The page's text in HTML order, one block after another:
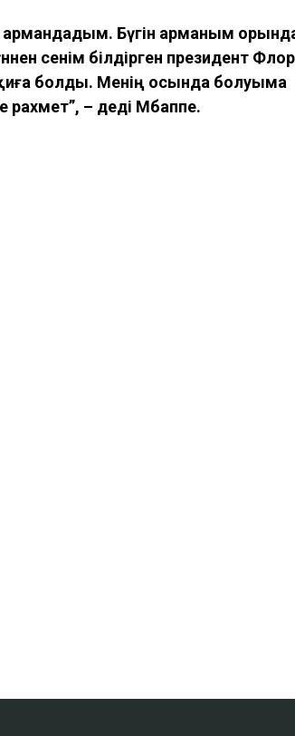
армандадым. Бүгін арманым
сенім білдірген президент
болды. Менің осында болуыма
– деді Мбаппе.